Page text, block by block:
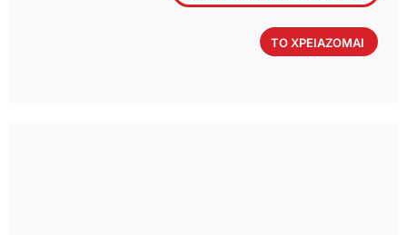
ΤΟ ΧΡΕΙΑΖΟΜΑΙ